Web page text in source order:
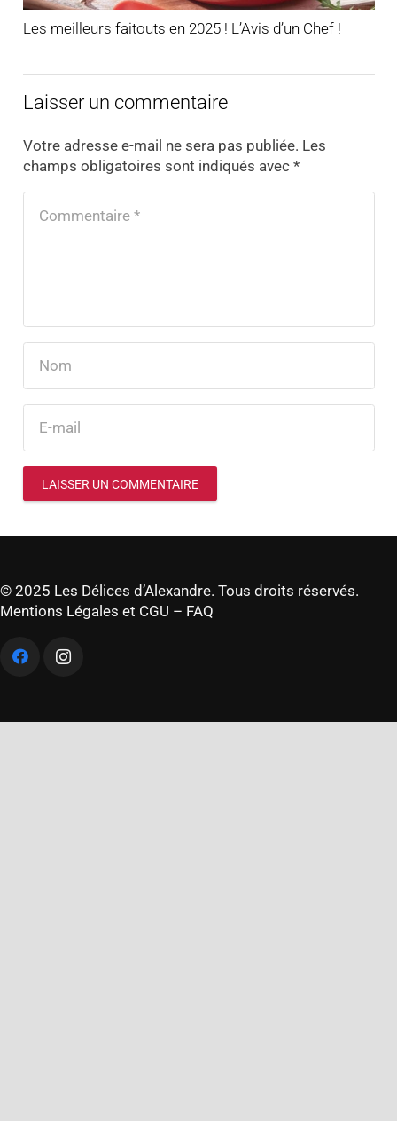
Les meilleurs faitouts en 2025 ! L’Avis d’un Chef !
Laisser un commentaire
Votre adresse e-mail ne sera pas publiée. Les
champs obligatoires sont indiqués avec *
LAISSER UN COMMENTAIRE
© 2025 Les Délices d’Alexandre. Tous droits réservés.
Mentions Légales et CGU – FAQ